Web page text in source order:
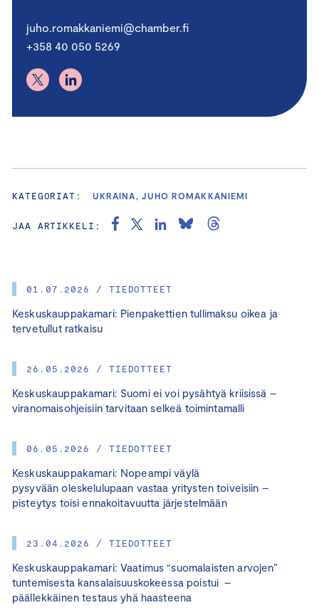
01.07.2026 / TIEDOTTEET
Keskuskauppakamari: Pienpakettien tullimaksu oikea ja
tervetullut ratkaisu
26.05.2026 / TIEDOTTEET
Keskuskauppakamari: Suomi ei voi pysähtyä kriisissä –
viranomaisohjeisiin tarvitaan selkeä toimintamalli
06.05.2026 / TIEDOTTEET
Keskuskauppakamari: Nopeampi väylä
pysyvään oleskelulupaan vastaa yritysten toiveisiin –
pisteytys toisi ennakoitavuutta järjestelmään
23.04.2026 / TIEDOTTEET
Keskuskauppakamari: Vaatimus “suomalaisten arvojen”
tuntemisesta kansalaisuuskokeessa poistui –
päällekkäinen testaus yhä haasteena
juho.romakkaniemi@chamber.fi
+358 40 050 5269
KATEGORIAT: UKRAINA, JUHO ROMAKKANIEMI
JAA ARTIKKELI: